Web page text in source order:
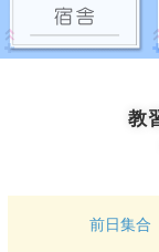
教
前日集合